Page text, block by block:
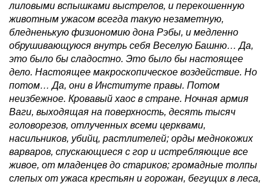
лиловыми вспышками выстрелов, и перекошенную
животным ужасом всегда такую незаметную,
бледненькую физиономию дона Рэбы, и медленно
обрушивающуюся внутрь себя Веселую Башню… Да,
это было бы сладостно. Это было бы настоящее
дело. Настоящее макроскопическое воздействие. Но
потом… Да, они в Институте правы. Потом
неизбежное. Кровавый хаос в стране. Ночная армия
Ваги, выходящая на поверхность, десять тысяч
головорезов, отлученных всеми церквами,
насильников, убийц, растлителей; орды меднокожих
варваров, спускающиеся с гор и истребляющие все
живое, от младенцев до стариков; громадные толпы
слепых от ужаса крестьян и горожан, бегущих в леса,